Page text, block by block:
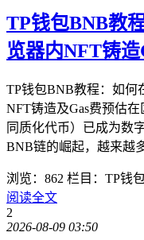
TP钱包BNB教
览器内NFT铸造
TP钱包BNB教程：如何
NFT铸造及Gas费预估
同质化代币）已成为数
BNB链的崛起，越来越
浏览：862 栏目：TP钱
阅读全文
2
2026-08-09 03:50